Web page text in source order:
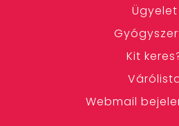
Ügyelet
Kit
Webmail